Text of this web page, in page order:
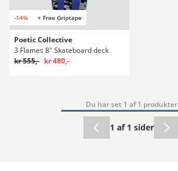
-14% + Free Griptape
Poetic Collective
3 Flames 8" Skateboard deck
kr 555,- kr 480,-
Du har set 1 af 1 produkter
1 af 1 sider